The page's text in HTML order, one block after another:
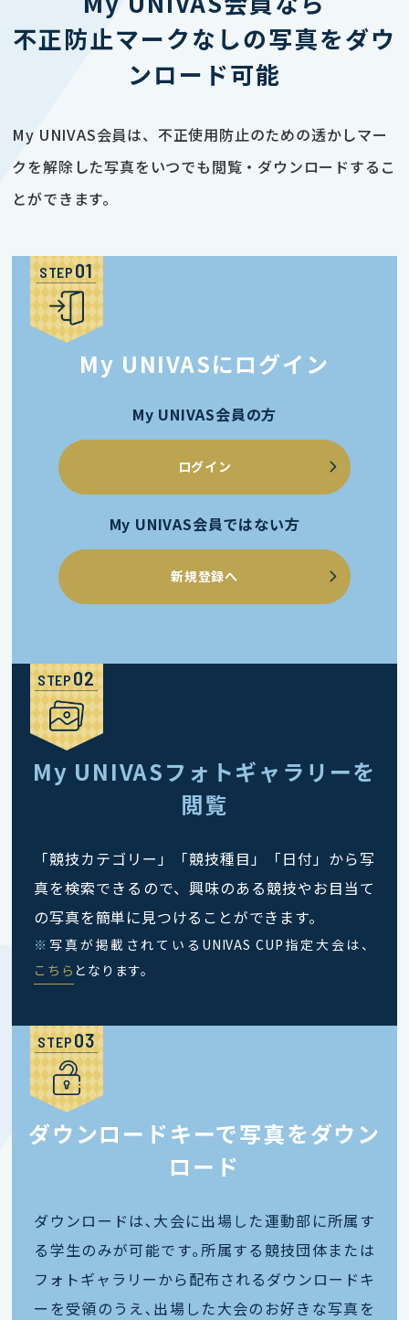
不正防止マークなしの写真をダウ
ンロード可能
My UNIVAS会員は、不正使用防止のための透かしマー
クを解除した写真をいつでも閲覧・ダウンロードするこ
とができます。
STEP
My UNIVASにログイン
My UNIVAS会員の方
ログイン
My UNIVAS会員ではない方
新規登録へ
STEP
My UNIVASフォトギャラリーを
閲覧
「競技カテゴリー」「競技種目」「日付」から写
真を検索できるので、興味のある競技やお目当て
の写真を簡単に見つけることができます。
※ 写真が掲載されているUNIVAS CUP指定大会は、
こちら となります。
STEP
ダウンロードキーで写真をダウン
ロード
ダウンロードは､大会に出場した運動部に所属す
る学生のみが可能です｡所属する競技団体または
フォトギャラリーから配布されるダウンロードキ
ーを受領のうえ､出場した大会のお好きな写真を